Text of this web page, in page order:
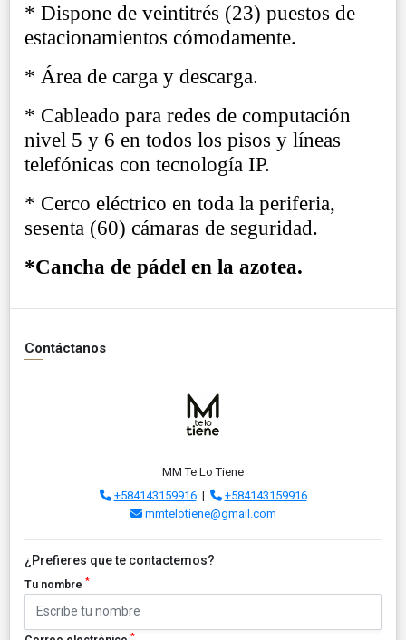
* Dispone de veintitrés (23) puestos de
estacionamientos cómodamente.
* Área de carga y descarga.
* Cableado para redes de computación
nivel 5 y 6 en todos los pisos y líneas
telefónicas con tecnología IP.
* Cerco eléctrico en toda la periferia,
sesenta (60) cámaras de seguridad.
*Cancha de pádel en la azotea.
Contáctanos
MM Te Lo Tiene
+584143159916|
+584143159916
mmtelotiene@gmail.com
¿Prefieres que te contactemos?
Tu nombre *
*